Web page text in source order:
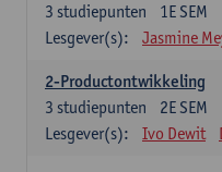
1E SEM
3 studiepunten
Lesgever(s):
Jasmine
2-Productontwikkeling
2E SEM
3 studiepunten
Lesgever(s):
Ivo Dewit